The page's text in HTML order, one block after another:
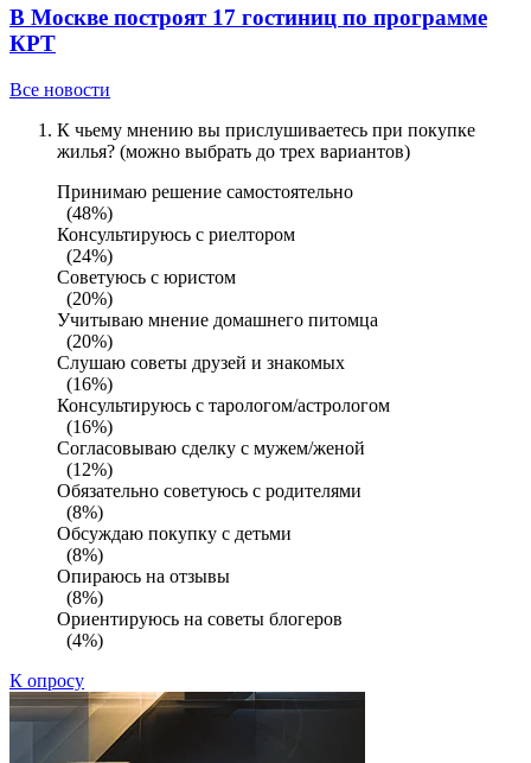
В Москве построят 17 гостиниц по программе
КРТ
Все новости
К чьему мнению вы прислушиваетесь при покупке
жилья? (можно выбрать до трех вариантов)
Принимаю решение самостоятельно
(48%)
Консультируюсь с риелтором
(24%)
Советуюсь с юристом
(20%)
Учитываю мнение домашнего питомца
(20%)
Слушаю советы друзей и знакомых
(16%)
Консультируюсь с тарологом/астрологом
(16%)
Согласовываю сделку с мужем/женой
(12%)
Обязательно советуюсь с родителями
(8%)
Обсуждаю покупку с детьми
(8%)
Опираюсь на отзывы
(8%)
Ориентируюсь на советы блогеров
(4%)
К опросу